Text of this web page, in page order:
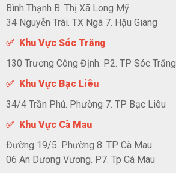
Bình Thạnh B. Thị Xã Long Mỹ
34 Nguyễn Trãi. TX Ngã 7. Hậu Giang
✅ Khu Vực Sóc Trăng
130 Trương Công Định. P2. TP Sóc Trăng
✅ Khu Vực Bạc Liêu
34/4 Trần Phú. Phường 7. TP Bạc Liêu
✅ Khu Vực Cà Mau
Đường 19/5. Phường 8. TP Cà Mau
06 An Dương Vương. P7. Tp Cà Mau